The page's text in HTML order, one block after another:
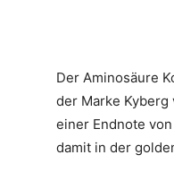
Der Aminosäure
der Marke
einer Endnote
damit in der